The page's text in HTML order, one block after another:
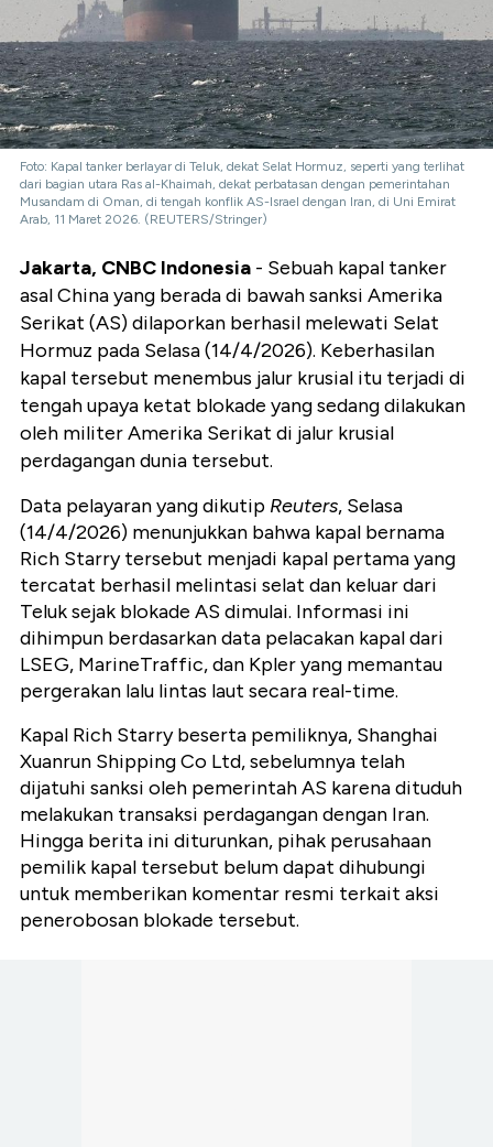
Foto: Kapal tanker berlayar di Teluk, dekat Selat Hormuz, seperti yang terlihat
dari bagian utara Ras al-Khaimah, dekat perbatasan dengan pemerintahan
Musandam di Oman, di tengah konflik AS-Israel dengan Iran, di Uni Emirat
Arab, 11 Maret 2026. (REUTERS/Stringer)
Jakarta, CNBC Indonesia - Sebuah kapal tanker
asal China yang berada di bawah sanksi Amerika
Serikat (AS) dilaporkan berhasil melewati Selat
Hormuz pada Selasa (14/4/2026). Keberhasilan
kapal tersebut menembus jalur krusial itu terjadi di
tengah upaya ketat blokade yang sedang dilakukan
oleh militer Amerika Serikat di jalur krusial
perdagangan dunia tersebut.
Data pelayaran yang dikutip Reuters, Selasa
(14/4/2026) menunjukkan bahwa kapal bernama
Rich Starry tersebut menjadi kapal pertama yang
tercatat berhasil melintasi selat dan keluar dari
Teluk sejak blokade AS dimulai. Informasi ini
dihimpun berdasarkan data pelacakan kapal dari
LSEG, MarineTraffic, dan Kpler yang memantau
pergerakan lalu lintas laut secara real-time.
Kapal Rich Starry beserta pemiliknya, Shanghai
Xuanrun Shipping Co Ltd, sebelumnya telah
dijatuhi sanksi oleh pemerintah AS karena dituduh
melakukan transaksi perdagangan dengan Iran.
Hingga berita ini diturunkan, pihak perusahaan
pemilik kapal tersebut belum dapat dihubungi
untuk memberikan komentar resmi terkait aksi
penerobosan blokade tersebut.